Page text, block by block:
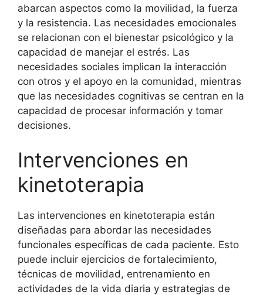
abarcan aspectos como la movilidad, la fuerza
y la resistencia. Las necesidades emocionales
se relacionan con el bienestar psicológico y la
capacidad de manejar el estrés. Las
necesidades sociales implican la interacción
con otros y el apoyo en la comunidad, mientras
que las necesidades cognitivas se centran en la
capacidad de procesar información y tomar
decisiones.
Intervenciones en
kinetoterapia
Las intervenciones en kinetoterapia están
diseñadas para abordar las necesidades
funcionales específicas de cada paciente. Esto
puede incluir ejercicios de fortalecimiento,
técnicas de movilidad, entrenamiento en
actividades de la vida diaria y estrategias de